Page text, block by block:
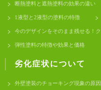
断熱塗料と遮熱塗料の効果の違い
1液型と2液型の塗料の特徴
今のデザインをそのまま残せる！
弾性塗料の特徴や効果と価格
劣化症状について
外壁塗装のチョーキング現象の原